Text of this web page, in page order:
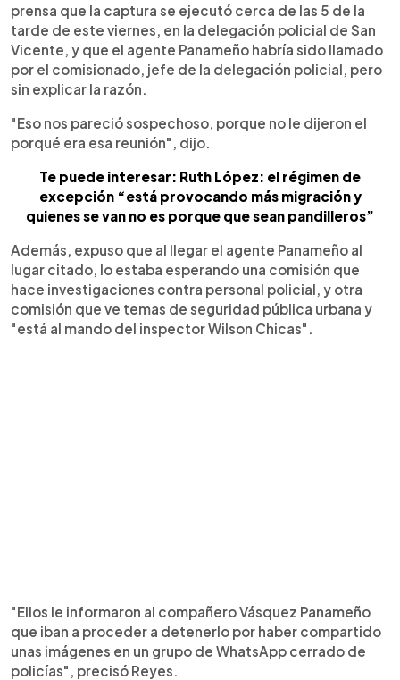
prensa que la captura se ejecutó cerca de las 5 de la
tarde de este viernes, en la delegación policial de San
Vicente, y que el agente Panameño habría sido llamado
por el comisionado, jefe de la delegación policial, pero
sin explicar la razón.
"Eso nos pareció sospechoso, porque no le dijeron el
porqué era esa reunión", dijo.
Te puede interesar: Ruth López: el régimen de
excepción “está provocando más migración y
quienes se van no es porque que sean pandilleros”
Además, expuso que al llegar el agente Panameño al
lugar citado, lo estaba esperando una comisión que
hace investigaciones contra personal policial, y otra
comisión que ve temas de seguridad pública urbana y
"está al mando del inspector Wilson Chicas".
"Ellos le informaron al compañero Vásquez Panameño
que iban a proceder a detenerlo por haber compartido
unas imágenes en un grupo de WhatsApp cerrado de
policías", precisó Reyes.